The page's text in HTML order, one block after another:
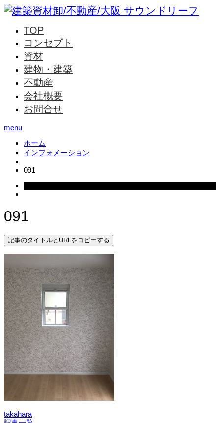
TOP
コンセプト
資材
建物・建築
不動産
会社概要
お問合せ
menu
ホーム
インフォメーション
091
091
記事のタイトルとURLをコピーする
takahara